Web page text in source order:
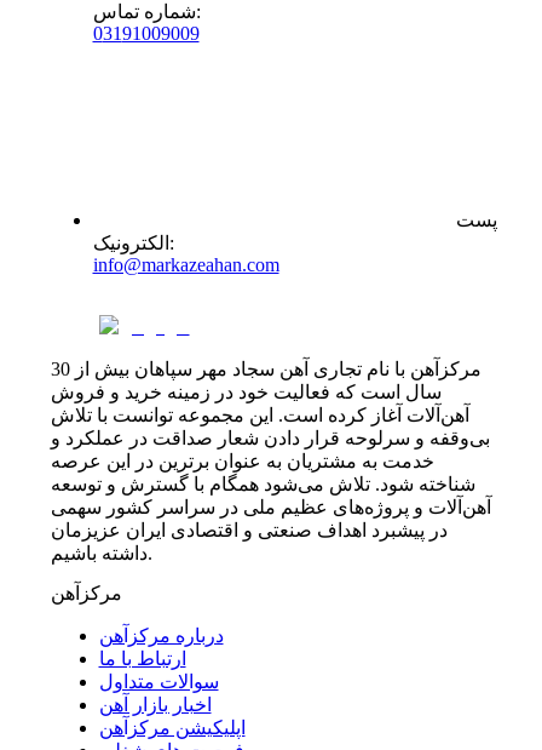
شماره تماس:
03191009009
پست
الکترونیک :
info@markazeahan.com
مرکزآهن با نام تجاری آهن سجاد مهر سپاهان بیش از 30
سال است که فعالیت خود در زمینه خرید و فروش
آهن‌آلات آغاز کرده است. این مجموعه توانست با تلاش
بی‌وقفه و سرلوحه قرار دادن شعار صداقت در عملکرد و
خدمت به مشتریان به عنوان برترین در این عرصه
شناخته شود. تلاش می‌شود همگام با گسترش و توسعه
آهن‌آلات و پروژه‌های عظیم ملی در سراسر کشور سهمی
در پیشبرد اهداف صنعتی و اقتصادی ایران عزیزمان
داشته باشیم.
مرکزآهن
درباره مرکزآهن
ارتباط با ما
سوالات متداول
اخبار بازار آهن
اپلیکیشن مرکزآهن